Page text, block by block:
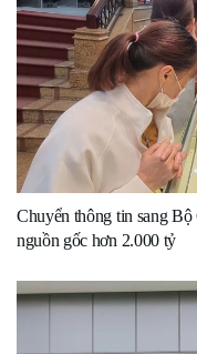
Chuyển thông tin sang
nguồn gốc hơn 2.000 tỷ